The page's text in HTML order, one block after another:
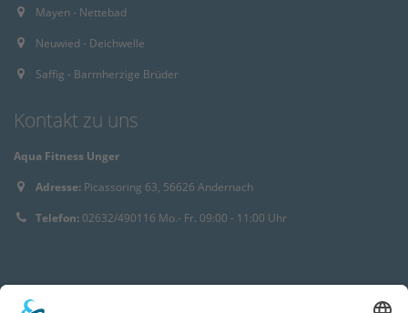
Mayen - Nettebad
Neuwied - Deichwelle
Saffig - Barmherzige Brüder
Kontakt zu uns
Aqua Fitness Unger
Adresse: Picassoring 63, 56626 Andernach
Telefon: 02632/490116 Mo.- Fr. 09:00 - 11:00 Uhr